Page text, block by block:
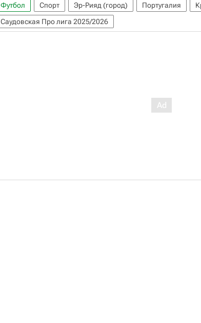
Футбол Спорт Эр-Рияд (город) Португалия
Саудовская Про лига 2025/2026